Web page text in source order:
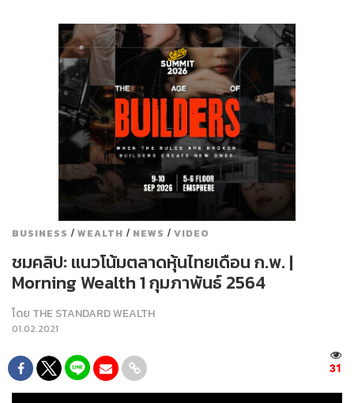
BUSINESS / WEALTH / NEWS / VIDEO
ชมคลิป: แนวโน้มตลาดหุ้นไทยเดือน ก.พ. |
Morning Wealth 1 กุมภาพันธ์ 2564
โดย THE STANDARD WEALTH
01.02.2021
31